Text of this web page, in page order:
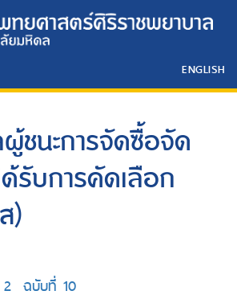
ENGLISH
ชนะการจัดซื้อจัด
รับการคัดเลือก
)
2 ฉบับที่ 10